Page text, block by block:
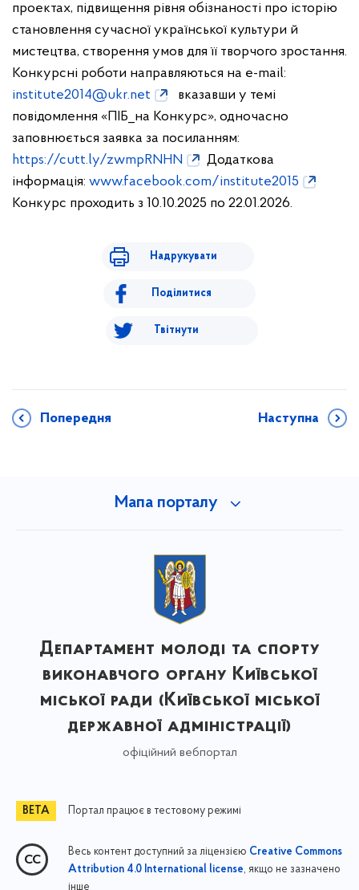
проектах, підвищення рівня обізнаності про історію
становлення сучасної української культури й
мистецтва, створення умов для її творчого зростання.
Конкурсні роботи направляються на e-mail:
institute2014@ukr.net
вказавши у темі
повідомлення «ПІБ_на Конкурс», одночасно
заповнюється заявка за посиланням:
https://cutt.ly/zwmpRNHN
Додаткова
інформація: www.facebook.com/institute2015
Конкурс проходить з 10.10.2025 по 22.01.2026.
Надрукувати
Поділитися
Твітнути
Попередня Наступна
Мапа порталу
Департамент молоді та спорту
виконавчого органу Київської
міської ради (Київської міської
державної адміністрації)
офіційний вебпортал
Портал працює в тестовому режимі
Весь контент доступний за ліцензією Creative Commons
Attribution 4.0 International license, якщо не зазначено
інше